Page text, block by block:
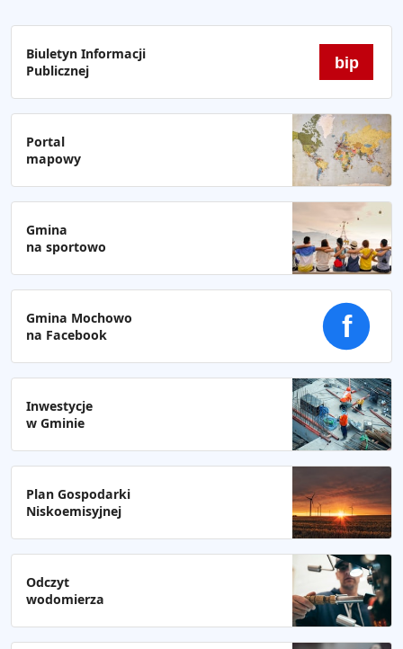
Biuletyn Informacji
Publicznej
bip
Portal
mapowy
Gmina
na sportowo
Gmina Mochowo
na Facebook
f
Inwestycje
w Gminie
Plan Gospodarki
Niskoemisyjnej
Odczyt
wodomierza